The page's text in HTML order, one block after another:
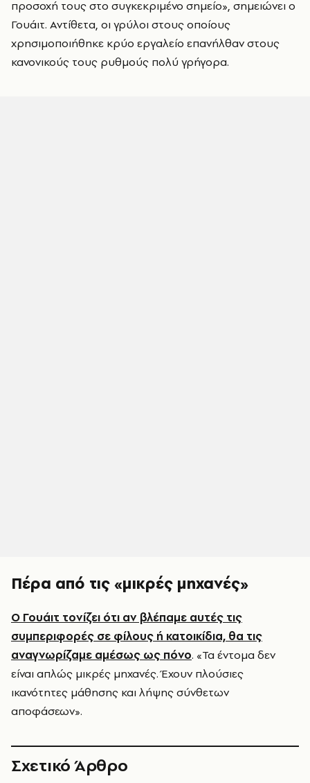
προσοχή τους στο συγκεκριμένο σημείο», σημειώνει ο
Γουάιτ. Αντίθετα, οι γρύλοι στους οποίους
χρησιμοποιήθηκε κρύο εργαλείο επανήλθαν στους
κανονικούς τους ρυθμούς πολύ γρήγορα.
Πέρα από τις «μικρές μηχανές»
Ο Γουάιτ τονίζει ότι αν βλέπαμε αυτές τις
συμπεριφορές σε φίλους ή κατοικίδια, θα τις
αναγνωρίζαμε αμέσως ως πόνο. «Τα έντομα δεν
είναι απλώς μικρές μηχανές. Έχουν πλούσιες
ικανότητες μάθησης και λήψης σύνθετων
αποφάσεων».
Σχετικό Άρθρο